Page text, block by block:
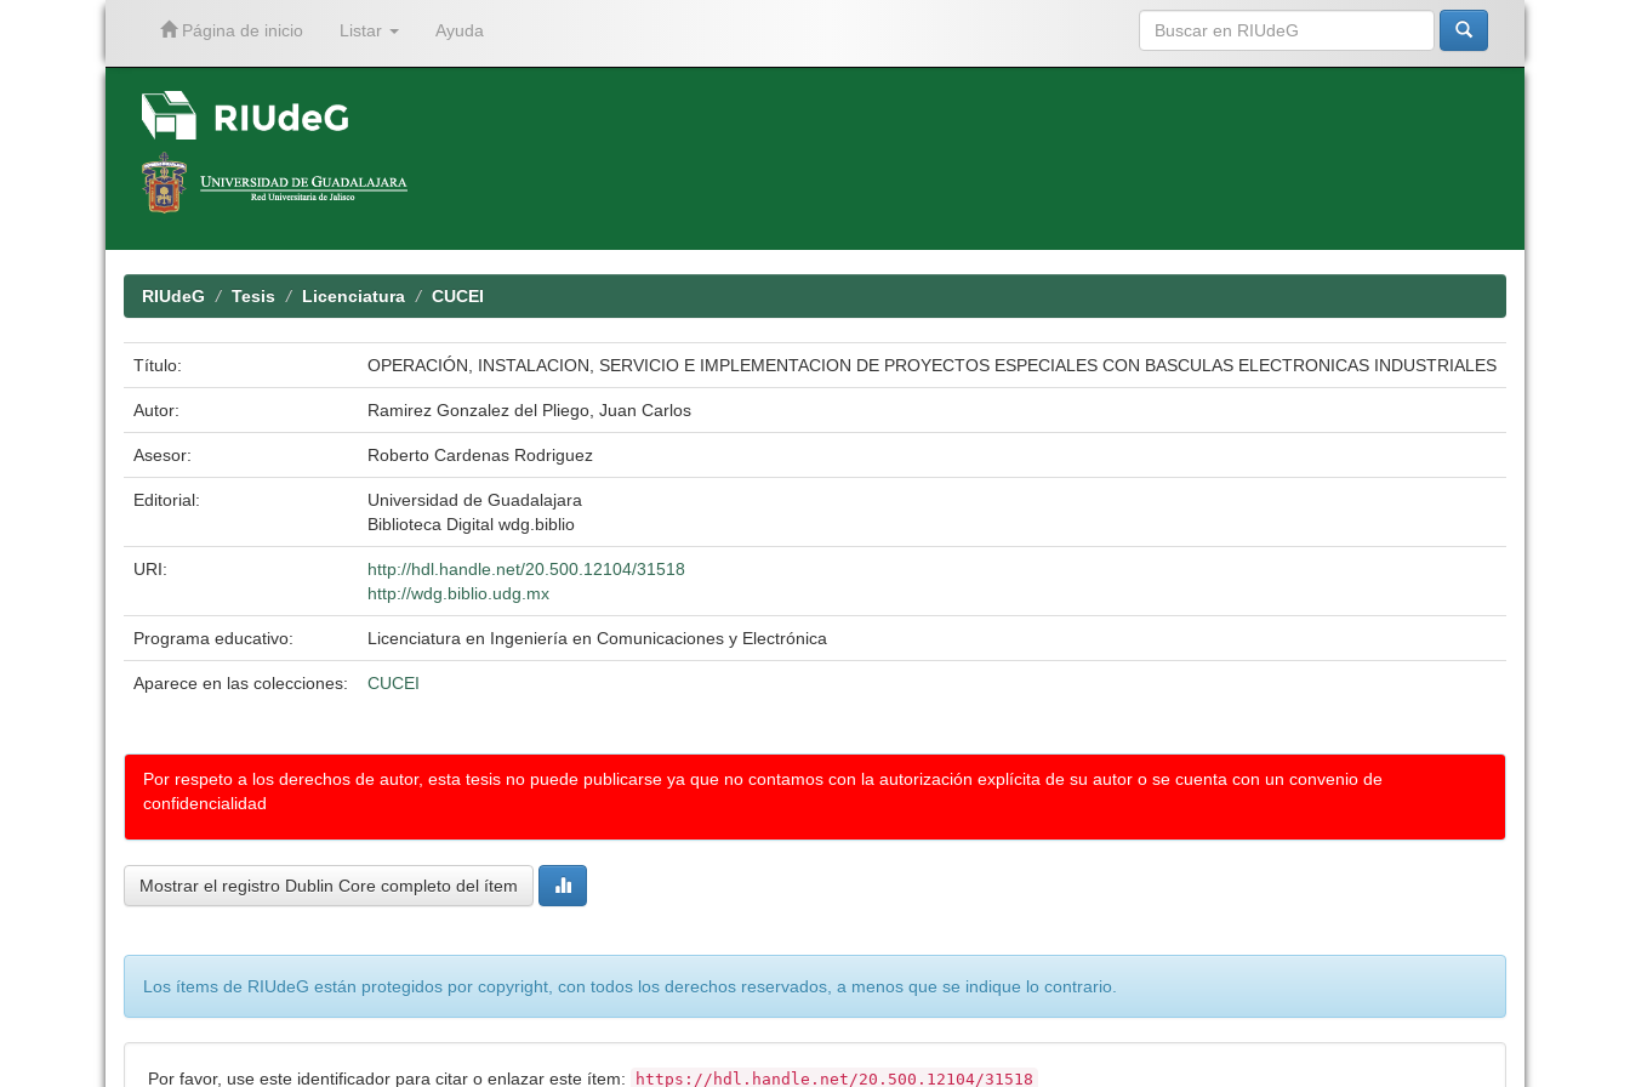
Página de inicio Listar Ayuda
RIUdeG Tesis Licenciatura CUCEI
Título: OPERACIÓN, INSTALACION, SERVICIO E IMPLEMENTACION DE PROYECTOS ESPECIALES CON BASCULAS ELECTRONICAS INDUSTRIALES
Autor: Ramirez Gonzalez del Pliego, Juan Carlos
Asesor: Roberto Cardenas Rodriguez
Editorial:
Universidad de Guadalajara
Biblioteca Digital wdg.biblio
URI:
http://hdl.handle.net/20.500.12104/31518
http://wdg.biblio.udg.mx
Programa educativo: Licenciatura en Ingeniería en Comunicaciones y Electrónica
Aparece en las colecciones: CUCEI
Por respeto a los derechos de autor, esta tesis no puede publicarse ya que no contamos con la autorización explícita de su autor o se cuenta con un convenio de
confidencialidad
Mostrar el registro Dublin Core completo del ítem
Los ítems de RIUdeG están protegidos por copyright, con todos los derechos reservados, a menos que se indique lo contrario.
Por favor, use este identificador para citar o enlazar este ítem: https://hdl.handle.net/20.500.12104/31518